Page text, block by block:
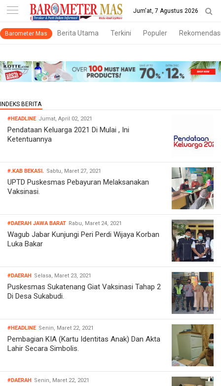
-->
Jum'at, 7 Agustus 2026
Barometer Mas Berita Utama Terkini Populer
#HEADLINE Jumat, April 02, 2021
Pendataan Keluarga 2021 Di Mulai , Ini
Ketentuannya
#.KAB BEKASI. Sabtu, Maret 27, 2021
UPTD Puskesmas Pebayuran Melaksanakan
Vaksinasi.
#DAERAH JAWA BARAT Rabu, Maret 24, 2021
Wagub Jabar Kunjungi Peri Perdi Wijaya Korban
Luka Bakar
#DAERAH Selasa, Maret 23, 2021
Puskesmas Sukatenang Giat Vaksinasi Tahap 2
Di Desa Sukabudi.
#HEADLINE Senin, Maret 22, 2021
Pembagian KIA (Kartu Identitas Anak) Dan Akta
Lahir Secara Simbolis.
#DAERAH Senin, Maret 22, 2021